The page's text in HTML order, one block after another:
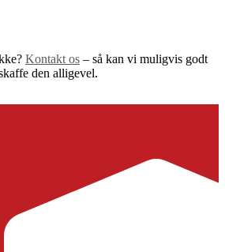
Kontakt os – så kan vi muligvis godt
den alligevel.